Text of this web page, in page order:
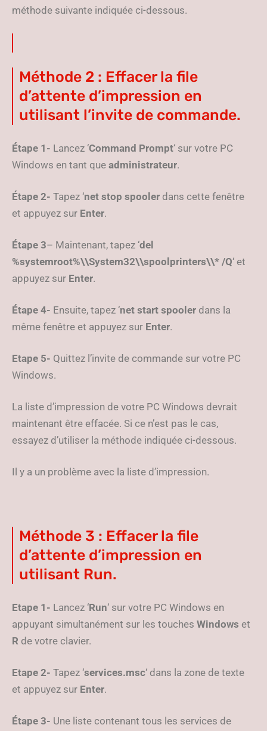
méthode suivante indiquée ci-dessous.
Méthode 2 : Effacer la file
d’attente d’impression en
utilisant l’invite de commande.
Étape 1- Lancez ‘Command Prompt‘ sur votre PC
Windows en tant que administrateur.
Étape 2- Tapez ‘net stop spooler dans cette fenêtre
et appuyez sur Enter.
Étape 3– Maintenant, tapez ‘del
%systemroot%\\System32\\spoolprinters\\* /Q‘ et
appuyez sur Enter.
Étape 4- Ensuite, tapez ‘net start spooler dans la
même fenêtre et appuyez sur Enter.
Etape 5- Quittez l’invite de commande sur votre PC
Windows.
La liste d’impression de votre PC Windows devrait
maintenant être effacée. Si ce n’est pas le cas,
essayez d’utiliser la méthode indiquée ci-dessous.
Il y a un problème avec la liste d’impression.
Méthode 3 : Effacer la file
d’attente d’impression en
utilisant Run.
Etape 1- Lancez ‘Run‘ sur votre PC Windows en
appuyant simultanément sur les touches Windows et
R de votre clavier.
Etape 2- Tapez ‘services.msc‘ dans la zone de texte
et appuyez sur Enter.
Étape 3- Une liste contenant tous les services de